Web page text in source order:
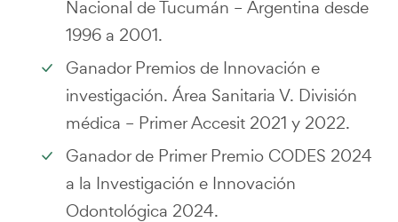
Nacional de Tucumán – Argentina desde
1996 a 2001.
Ganador Premios de Innovación e
investigación. Área Sanitaria V. División
médica – Primer Accesit 2021 y 2022.
Ganador de Primer Premio CODES 2024
a la Investigación e Innovación
Odontológica 2024.